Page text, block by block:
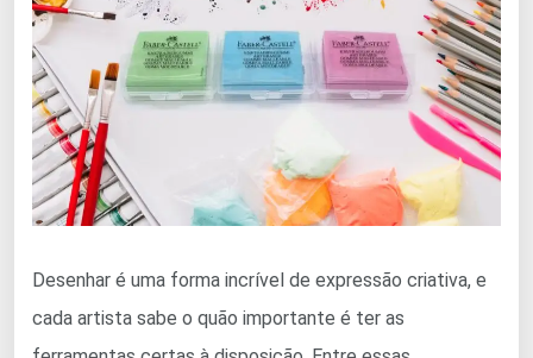
Desenhar é uma forma incrível de expressão criativa, e
cada artista sabe o quão importante é ter as